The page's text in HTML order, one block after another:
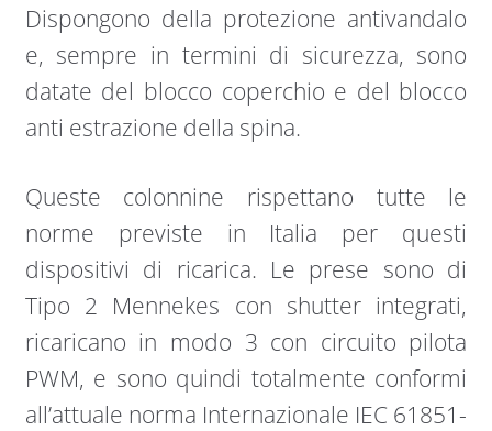
Dispongono della protezione antivandalo
e, sempre in termini di sicurezza, sono
datate del blocco coperchio e del blocco
anti estrazione della spina.
Queste colonnine rispettano tutte le
norme previste in Italia per questi
dispositivi di ricarica. Le prese sono di
Tipo 2 Mennekes con shutter integrati,
ricaricano in modo 3 con circuito pilota
PWM, e sono quindi totalmente conformi
all’attuale norma Internazionale IEC 61851-